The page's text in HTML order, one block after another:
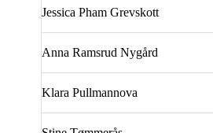
Jessica Pham Grevskott
Anna Ramsrud Nygård
Klara Pullmannova